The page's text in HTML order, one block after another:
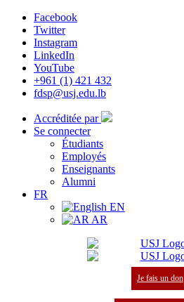
Facebook
Twitter
Instagram
LinkedIn
YouTube
+961 (1) 421 432
fdsp@usj.edu.lb
Accréditée par
Se connecter
Étudiants
Employés
Enseignants
Alumni
FR
EN
AR
Je fais un don